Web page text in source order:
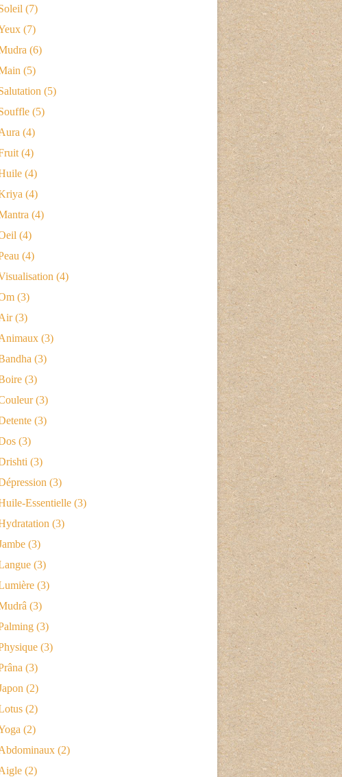
(7)
(7)
(6)
(5)
(5)
(5)
(4)
(4)
(4)
(4)
(4)
(4)
(4)
(4)
(3)
(3)
(3)
(3)
(3)
(3)
(3)
(3)
(3)
(3)
Essentielle (3)
(3)
(3)
(3)
(3)
(3)
(3)
(3)
(3)
(2)
(2)
(2)
(2)
(2)